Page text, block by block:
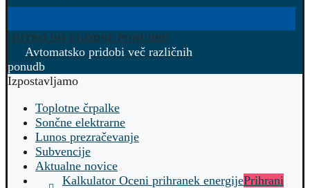
HITRO DO UGODNE PONUDBE
Avtomatsko pridobi več različnih
ponudb
Izpostavljamo
Toplotne črpalke
Sončne elektrarne
Lunos prezračevanje
Subvencije
Aktualne novice
Kalkulator Oceni prihranek energijePrihrani